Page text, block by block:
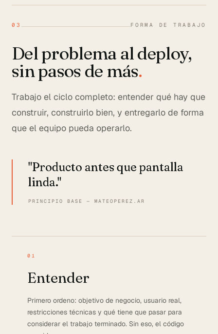
03 FORMA DE TRABAJO
Del problema al deploy,
sin pasos de más.
Trabajo el ciclo completo: entender qué hay que
construir, construirlo bien, y entregarlo de forma
que el equipo pueda operarlo.
"Producto antes que pantalla
linda."
PRINCIPIO BASE — MATEOPEREZ.AR
01
Entender
Primero ordeno: objetivo de negocio, usuario real,
restricciones técnicas y qué tiene que pasar para
considerar el trabajo terminado. Sin eso, el código